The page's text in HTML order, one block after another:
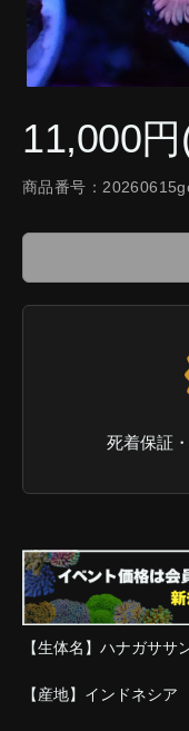
11,000
商品番号：
死着保証
【生体名】ハナガササ
【産地】インドネシア